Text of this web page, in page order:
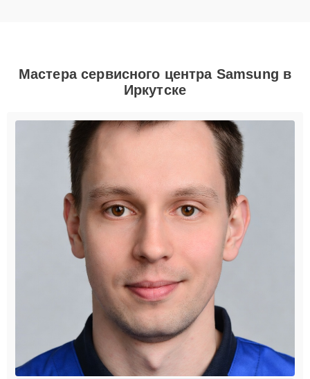
Мастера сервисного центра Samsung в
Иркутске